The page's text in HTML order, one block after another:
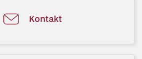
Kontakt